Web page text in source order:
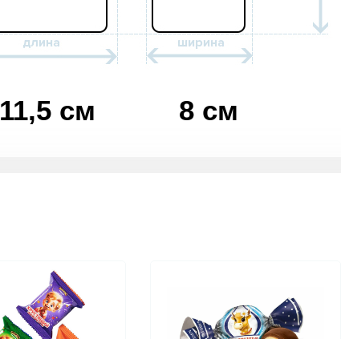
11,5 см 8 см